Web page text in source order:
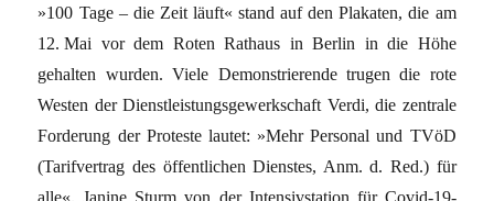
»100 Tage – die Zeit läuft« stand auf den Plakaten, die am
12. Mai vor dem Roten Rathaus in Berlin in die Höhe
gehalten wurden. Viele Demonstrierende trugen die rote
Westen der Dienstleistungsgewerkschaft Verdi, die zentrale
Forderung der Proteste lautet: »Mehr Personal und TVöD
(Tarifvertrag des öffentlichen Dienstes, Anm. d. Red.) für
alle«. Janine Sturm von der Intensivstation für Covid-19-